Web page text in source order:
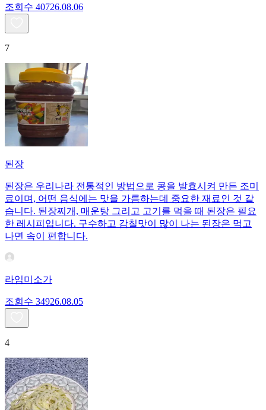
조회수 40726.08.06
7
된장
된장은 우리나라 전통적인 방법으로 콩을 발효시켜 만든 조미
료이며, 어떤 음식에는 맛을 가름하는데 중요한 재료인 것 같
습니다. 된장찌개, 매운탕 그리고 고기를 먹을 때 된장은 필요
한 레시피입니다. 구수하고 감칠맛이 많이 나는 된장은 먹고
나면 속이 편합니다.
라임미소가
조회수 34926.08.05
4